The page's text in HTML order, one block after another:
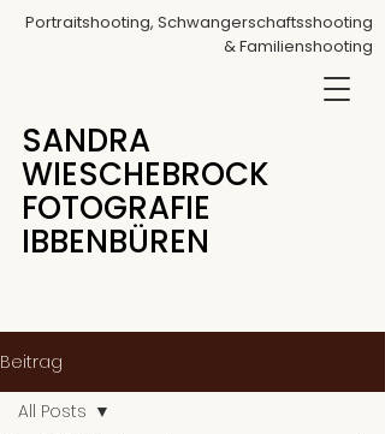
Portraitshooting, Schwangerschaftsshooting
& Familienshooting
SANDRA
WIESCHEBROCK
FOTOGRAFIE
IBBENBÜREN
Beitrag
All Posts